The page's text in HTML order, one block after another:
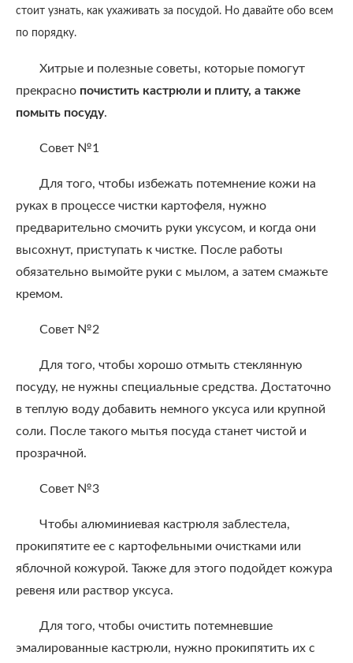
стоит узнать, как ухаживать за посудой. Но давайте обо всем
по порядку.
Хитрые и полезные советы, которые помогут
прекрасно почистить кастрюли и плиту, а также
помыть посуду.
Совет №1
Для того, чтобы избежать потемнение кожи на
руках в процессе чистки картофеля, нужно
предварительно смочить руки уксусом, и когда они
высохнут, приступать к чистке. После работы
обязательно вымойте руки с мылом, а затем смажьте
кремом.
Совет №2
Для того, чтобы хорошо отмыть стеклянную
посуду, не нужны специальные средства. Достаточно
в теплую воду добавить немного уксуса или крупной
соли. После такого мытья посуда станет чистой и
прозрачной.
Совет №3
Чтобы алюминиевая кастрюля заблестела,
прокипятите ее с картофельными очистками или
яблочной кожурой. Также для этого подойдет кожура
ревеня или раствор уксуса.
Для того, чтобы очистить потемневшие
эмалированные кастрюли, нужно прокипятить их с